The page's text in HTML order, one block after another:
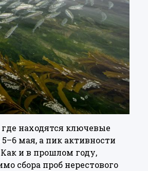
находятся ключевые
мая, а пик активности
и в прошлом году,
сбора проб нерестового